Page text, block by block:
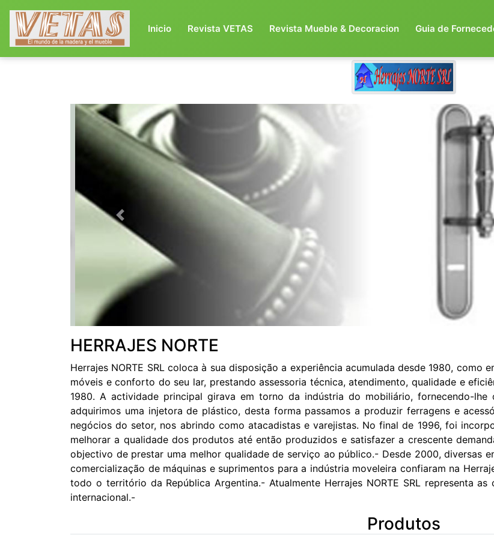
Inicio(current)
Revista VETAS Revista Mueble & Decoracion Guia de
Previous
HERRAJES NORTE
Herrajes NORTE SRL coloca à sua disposição a experiência acumulada desde 1980, como
móveis e conforto do seu lar, prestando assessoria técnica, atendimento, qualidade e
1980. A actividade principal girava em torno da indústria do mobiliário, fornecendo-lhe
adquirimos uma injetora de plástico, desta forma passamos a produzir ferragens e
negócios do setor, nos abrindo como atacadistas e varejistas. No final de 1996, foi
melhorar a qualidade dos produtos até então produzidos e satisfazer a crescente
objectivo de prestar uma melhor qualidade de serviço ao público.- Desde 2000, diversas
comercialização de máquinas e suprimentos para a indústria moveleira confiaram na
todo o território da República Argentina.- Atualmente Herrajes NORTE SRL representa
internacional.-
Produtos